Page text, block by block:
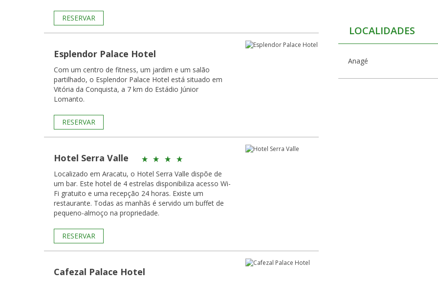
RESERVAR
Esplendor Palace Hotel
Com um centro de fitness, um jardim e um salão
partilhado, o Esplendor Palace Hotel está situado em
Vitória da Conquista, a 7 km do Estádio Júnior
Lomanto.
RESERVAR
Hotel Serra Valle
Localizado em Aracatu, o Hotel Serra Valle dispõe de
um bar. Este hotel de 4 estrelas disponibiliza acesso Wi-
Fi gratuito e uma recepção 24 horas. Existe um
restaurante. Todas as manhãs é servido um buffet de
pequeno-almoço na propriedade.
RESERVAR
Cafezal Palace Hotel
LOCALIDADES
Anagé